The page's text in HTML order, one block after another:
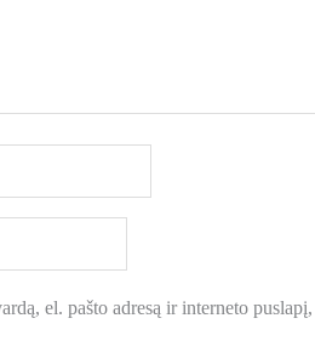
el. pašto adresą ir interneto